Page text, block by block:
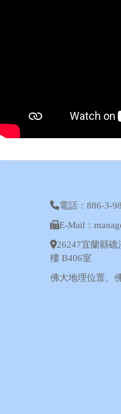
電話：886-3-
E-Mail：
26247宜蘭縣
樓 B406室
佛大地理位置 、